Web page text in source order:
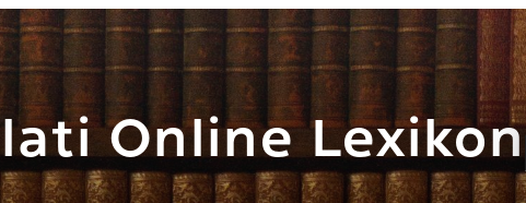
Online Lexikon